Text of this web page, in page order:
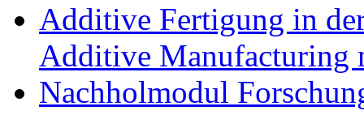
Additive Fertigung in
Additive Manufacturing
Nachholmodul